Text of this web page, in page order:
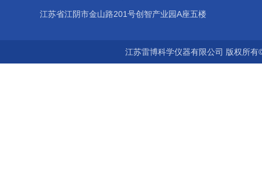
江苏省江阴市金山路201号创智产业园A座五楼
江苏雷博科学仪器有限公司 版权所